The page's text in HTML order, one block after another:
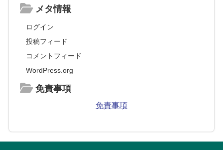
メタ情報
ログイン
投稿フィード
コメントフィード
WordPress.org
免責事項
免責事項